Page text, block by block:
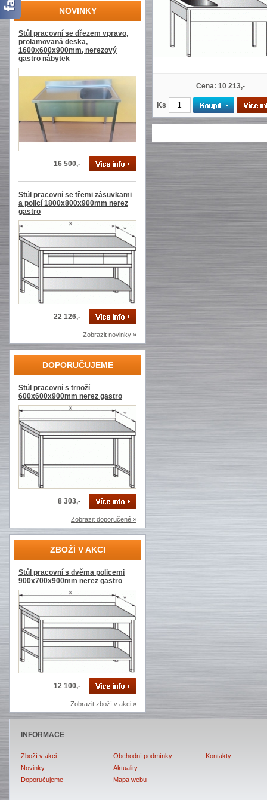
NOVINKY
Stůl pracovní se dřezem vpravo,
prolamovaná deska,
1600x600x900mm, nerezový
gastro nábytek
16 500,-
Stůl pracovní se třemi zásuvkami
a policí 1800x800x900mm nerez
gastro
22 126,-
Zobrazit novinky »
DOPORUČUJEME
Stůl pracovní s trnoží
600x600x900mm nerez gastro
8 303,-
Zobrazit doporučené »
ZBOŽÍ V AKCI
Stůl pracovní s dvěma policemi
900x700x900mm nerez gastro
12 100,-
Zobrazit zboží v akci »
Cena: 10 213,-
Ks
INFORMACE
Zboží v akci
Novinky
Doporučujeme
Obchodní podmínky
Aktuality
Mapa webu
Kontakty